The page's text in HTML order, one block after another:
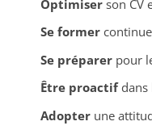
Optimiserson CV
Se former
Se préparerpour
Être proactifdans
Adopterune